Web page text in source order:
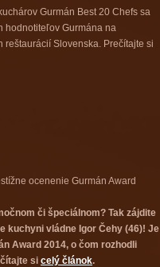
Gurmán Best 20 Chefs sa
hodnotiteľov Gurmána na
Slovenska. Prečítajte si
ocenenie Gurmán Award
či špeciálnom? Tak zájdite
kuchyni vládne Igor Čehy (46)! Je
Award 2014, o čom rozhodli
si celý článok.